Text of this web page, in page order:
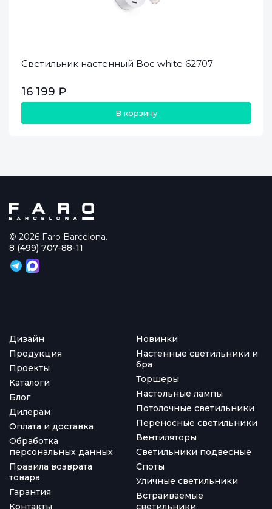
Светильник настенный Boc white 62707
16 199 ₽
В корзину
© 2026 Faro Barcelona.
Дизайн
Продукция
Проекты
Каталоги
Блог
Дилерам
Оплата и доставка
Обработка
персональных данных
Правила возврата
товара
Гарантия
Контакты
Новинки
Настенные светильники и
бра
Торшеры
Настольные лампы
Потолочные светильники
Переносные светильники
Вентиляторы
Светильники подвесные
Споты
Уличные светильники
Встраиваемые
светильники
8 (499) 707-88-11